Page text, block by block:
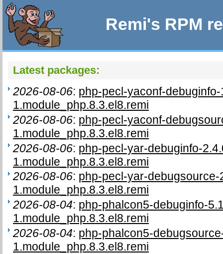
Remi's RPM
Latest packages:
2026-08-06: php-pecl-yaconf-
1.module_php.8.3.el8.remi
2026-08-06: php-pecl-yaconf-
1.module_php.8.3.el8.remi
2026-08-06: php-pecl-yar-debuginfo-
1.module_php.8.3.el8.remi
2026-08-06: php-pecl-yar-debugsource-
1.module_php.8.3.el8.remi
2026-08-04: php-phalcon5-debuginfo-
1.module_php.8.3.el8.remi
2026-08-04: php-phalcon5-
1.module_php.8.3.el8.remi